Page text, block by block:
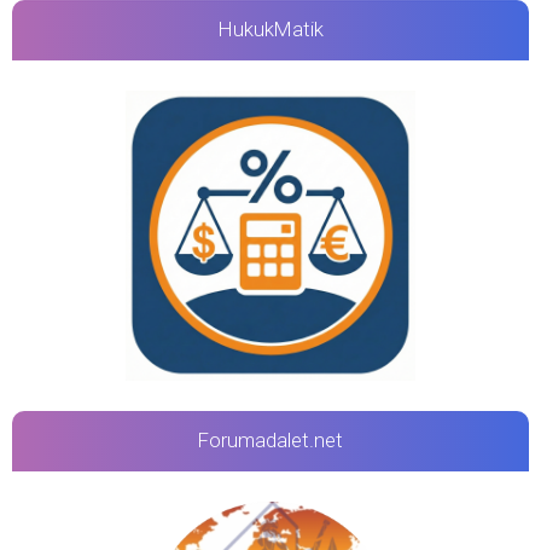
HukukMatik
Forumadalet.net